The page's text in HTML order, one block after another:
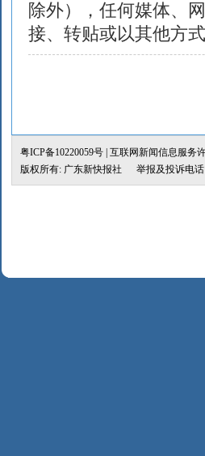
除外），任何媒体、
接、转贴或以其他方
粤ICP备10220059号 | 互联网新闻信息服务
版权所有: 广东新快报社 举报及投诉电话